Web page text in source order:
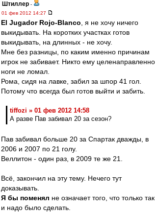
Штиллер -
01 фев 2012 14:27
El Jugador Rojo-Blanco , я не хочу ничего
выкидывать. На коротких участках готов
выкидывать, на длинных - не хочу.
Мне без разницы, по каким именно причинам
игрок не забивает. Никто ему целенаправленно
ноги не ломал.
Рома, сидя на лавке, забил за шпор 41 гол.
Потому что всегда был готов выйти и забить.
tiffozi » 01 фев 2012 14:58
А разве Пав забивал 20 за сезон?
Пав забивал больше 20 за Спартак дважды, в
2006 и 2007 по 21 голу.
Веллитон - один раз, в 2009 те же 21.
Всё, закончил на эту тему. Нечего тут
доказывать.
Я бы поменял не означает того, что только так
и надо было сделать.